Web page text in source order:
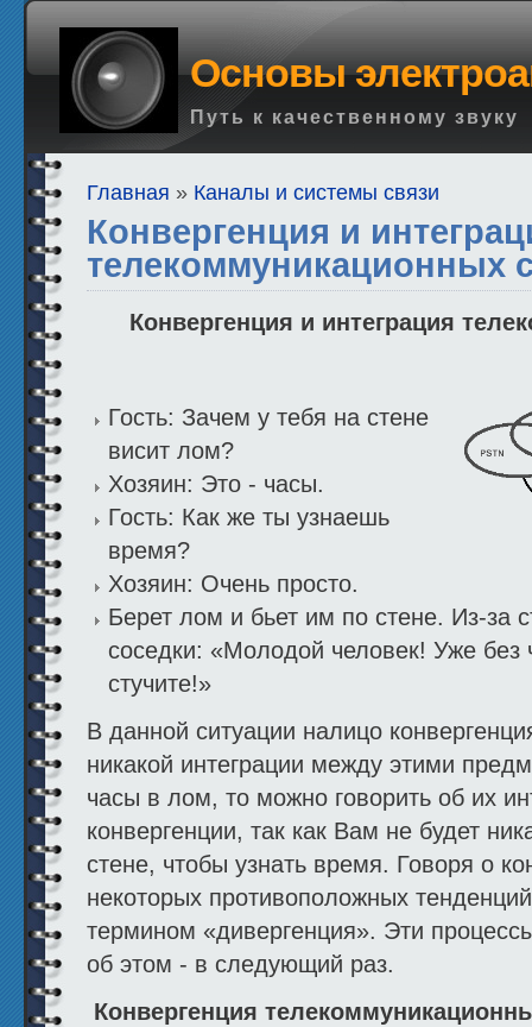
Основы
Путь к качественному звуку
Главная » Каналы и системы связи
Конвергенция и
телекоммуникационных
Конвергенция и интеграция
Гость: Зачем у тебя на стене
висит лом?
Хозяин: Это - часы.
Гость: Как же ты узнаешь
время?
Хозяин: Очень просто.
Берет лом и бьет им по стене. Из-за
соседки: «Молодой человек! Уже без
стучите!»
В данной ситуации налицо
никакой интеграции между этими
часы в лом, то можно говорить об их
конвергенции, так как Вам не будет
стене, чтобы узнать время. Говоря о
некоторых противоположных
термином «дивергенция». Эти
об этом - в следующий раз.
Конвергенция